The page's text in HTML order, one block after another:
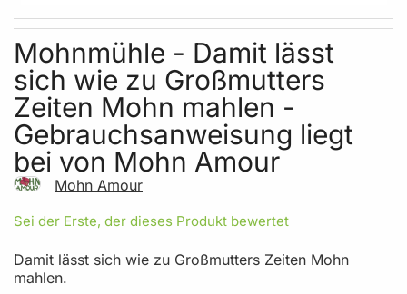
Skip to the beginning of the images gallery
Mohnmühle - Damit lässt
sich wie zu Großmutters
Zeiten Mohn mahlen -
Gebrauchsanweisung liegt
bei von Mohn Amour
Mohn Amour
Sei der Erste, der dieses Produkt bewertet
Damit lässt sich wie zu Großmutters Zeiten Mohn
mahlen.